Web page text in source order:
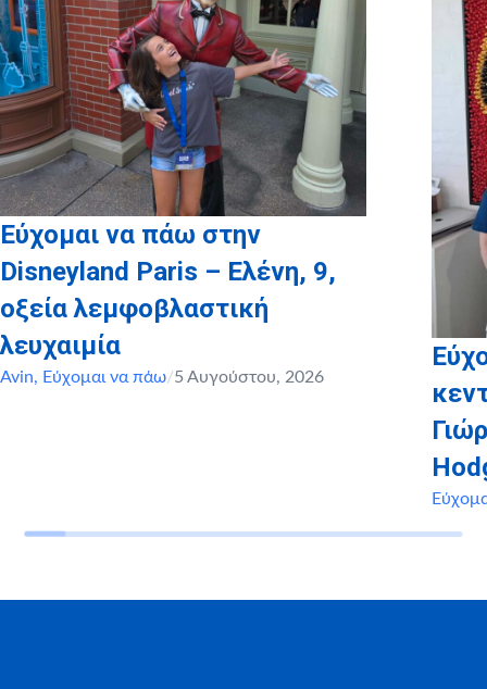
Εύχομαι να πάω στην
Disneyland Paris – Ελένη, 9,
οξεία λεμφοβλαστική
λευχαιμία
Avin, Εύχομαι να πάω/5 Αυγούστου, 2026